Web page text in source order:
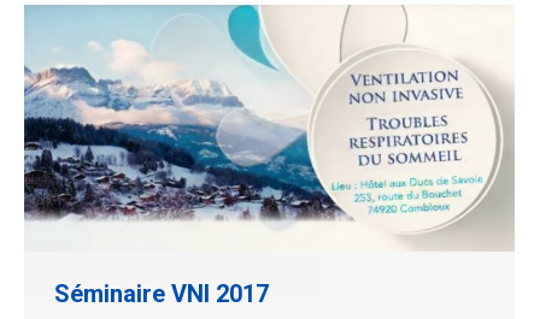
Séminaire VNI 2017